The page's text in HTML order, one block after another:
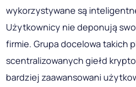
wykorzystywane są
Użytkownicy nie deponują
firmie. Grupa docelowa takich
scentralizowanych giełd
bardziej zaawansowani